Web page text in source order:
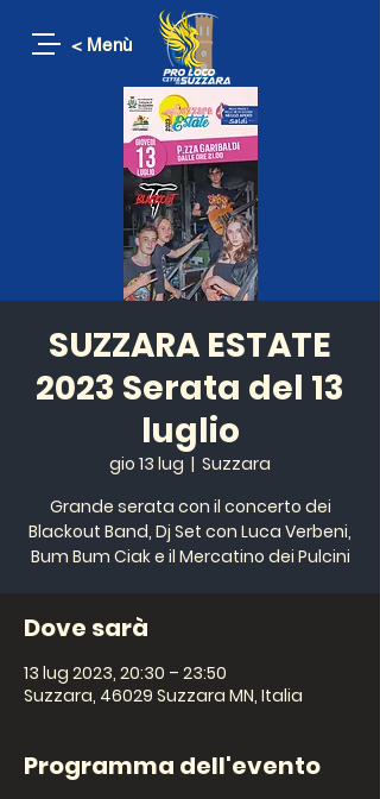
< Menù
SUZZARA ESTATE
2023 Serata del 13
luglio
gio 13 lug
  |
Suzzara
Grande serata con il concerto dei
Blackout Band, Dj Set con Luca Verbeni,
Bum Bum Ciak e il Mercatino dei Pulcini
Dove sarà
13 lug 2023, 20:30 – 23:50
Suzzara, 46029 Suzzara MN, Italia
Programma dell'evento